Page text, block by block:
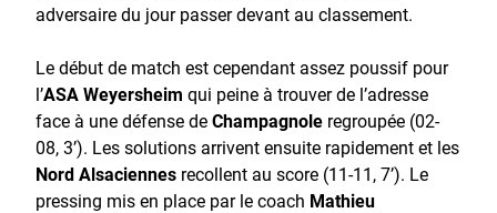
adversaire du jour passer devant au classement.
Le début de match est cependant assez poussif pour
l’ASA Weyersheim qui peine à trouver de l’adresse
face à une défense deChampagnole regroupée (02-
08, 3’). Les solutions arrivent ensuite rapidement et les
Nord Alsaciennes recollent au score (11-11, 7’). Le
pressing mis en place par le coach Mathieu